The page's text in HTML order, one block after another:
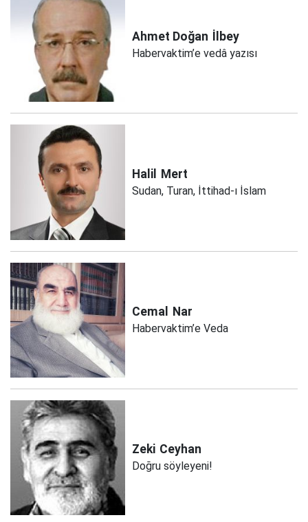
Ahmet Doğan İlbey
Habervaktim’e vedâ yazısı
Halil Mert
Sudan, Turan, İttihad-ı İslam
Cemal Nar
Habervaktim’e Veda
Zeki Ceyhan
Doğru söyleyeni!